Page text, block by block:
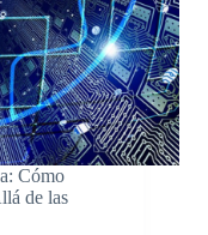
Cómo
de las